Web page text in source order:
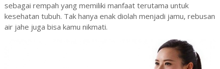
sebagai rempah yang memiliki manfaat terutama untuk
kesehatan tubuh. Tak hanya enak diolah menjadi jamu, rebusan
air jahe juga bisa kamu nikmati.